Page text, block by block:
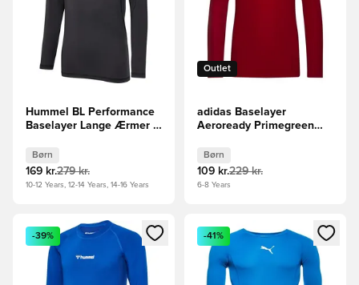
Hummel BL Performance
Baselayer Lange Ærmer -
Børn
169 kr.279 kr.
10-12 Years, 12-14 Years, 14-16 Years
Outlet
adidas Baselayer
Aeroready Primegreen
Børn
109 kr.229 kr.
6-8 Years
Åbner en Modal til at logge ind eller tilmelde dig som
-39%
Åbner en Modal til at logge
-41%